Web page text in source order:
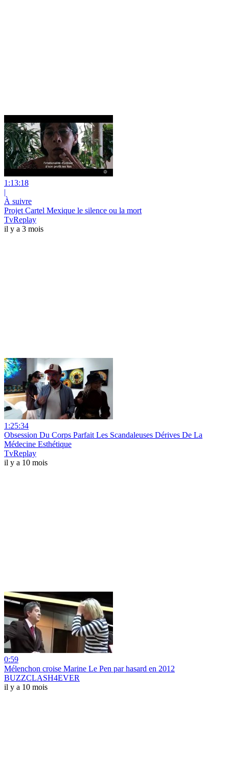
1:13:18
|
À suivre
Projet Cartel Mexique le silence ou la mort
TvReplay
il y a 3 mois
1:25:34
Obsession Du Corps Parfait Les Scandaleuses Dérives De La
Médecine Esthétique
TvReplay
il y a 10 mois
0:59
Mélenchon croise Marine Le Pen par hasard en 2012
BUZZCLASH4EVER
il y a 10 mois